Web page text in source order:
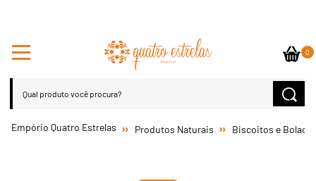
0
Produtos Naturais Biscoitos e